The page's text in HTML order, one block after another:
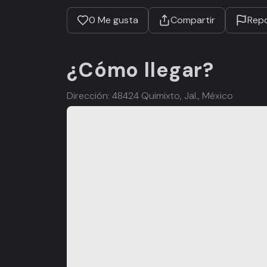
0 Me gusta Compartir
¿Cómo llegar?
Dirección: 48424 Quimixto, Jal., México